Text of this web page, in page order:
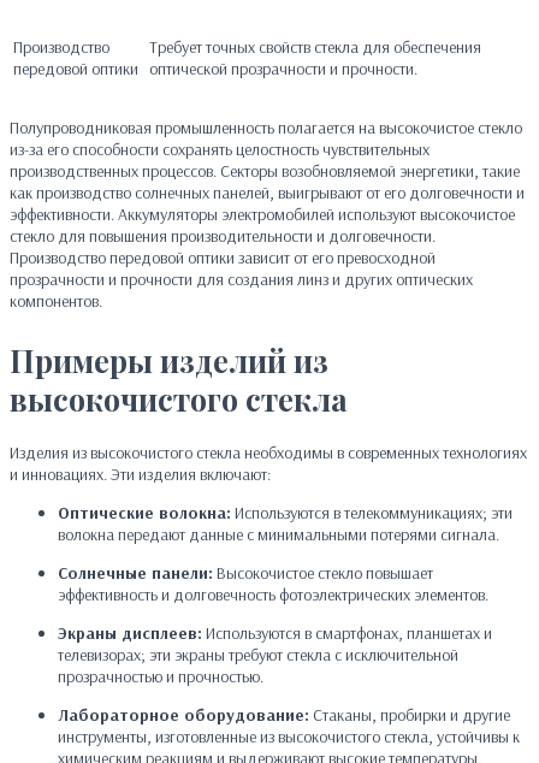
Производство
передовой оптики
Требует точных свойств стекла для обеспечения
оптической прозрачности и прочности.
Полупроводниковая промышленность полагается на высокочистое стекло
из-за его способности сохранять целостность чувствительных
производственных процессов. Секторы возобновляемой энергетики, такие
как производство солнечных панелей, выигрывают от его долговечности и
эффективности. Аккумуляторы электромобилей используют высокочистое
стекло для повышения производительности и долговечности.
Производство передовой оптики зависит от его превосходной
прозрачности и прочности для создания линз и других оптических
компонентов.
Примеры изделий из
высокочистого стекла
Изделия из высокочистого стекла необходимы в современных технологиях
и инновациях. Эти изделия включают:
Оптические волокна: Используются в телекоммуникациях; эти
волокна передают данные с минимальными потерями сигнала.
Солнечные панели: Высокочистое стекло повышает
эффективность и долговечность фотоэлектрических элементов.
Экраны дисплеев: Используются в смартфонах, планшетах и
телевизорах; эти экраны требуют стекла с исключительной
прозрачностью и прочностью.
Лабораторное оборудование: Стаканы, пробирки и другие
инструменты, изготовленные из высокочистого стекла, устойчивы к
химическим реакциям и выдерживают высокие температуры.